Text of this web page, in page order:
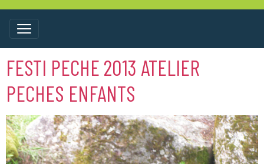
FESTI PECHE 2013 ATELIER
PECHES ENFANTS